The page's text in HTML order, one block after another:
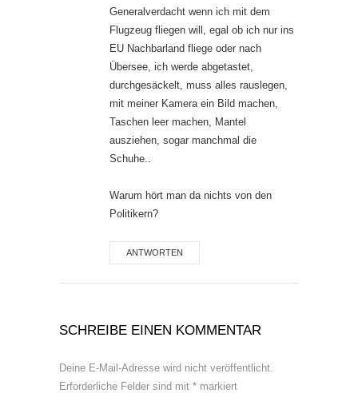
Generalverdacht wenn ich mit dem
Flugzeug fliegen will, egal ob ich nur ins
EU Nachbarland fliege oder nach
Übersee, ich werde abgetastet,
durchgesäckelt, muss alles rauslegen,
mit meiner Kamera ein Bild machen,
Taschen leer machen, Mantel
ausziehen, sogar manchmal die
Schuhe..
Warum hört man da nichts von den
Politikern?
ANTWORTEN
SCHREIBE EINEN KOMMENTAR
Deine E-Mail-Adresse wird nicht veröffentlicht.
Erforderliche Felder sind mit * markiert